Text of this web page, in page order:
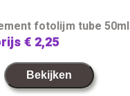
fotolijm tube 50ml
€ 2,25
Bekijken